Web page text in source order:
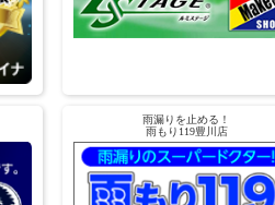
雨漏りを止める！
雨もり119豊川店